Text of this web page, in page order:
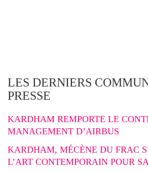
LES DERNIERS
PRESSE
KARDHAM REMPORTE LE
MANAGEMENT D’AIRBUS
KARDHAM, MÉCÈNE DU FRAC
L’ART CONTEMPORAIN POUR